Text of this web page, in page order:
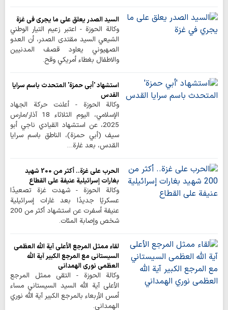
السيد الصدر يعلق على ما يجري في غزة
وكالة الحوزة - اعتبر زعيم التيار الوطني
الشيعي السيد مقتدى الصدر، أن العدو
الصهيوني يعاود قصف المدنيين
والاطفال بغطاء أمريكي وقح.
استشهاد 'أبي حمزة' المتحدث باسم سرايا
القدس
وكالة الحوزة - أعلنت حركة الجهاد
الإسلامي، اليوم الثلاثاء 18 آذار/مارس
2025، عن استشهاد القيادي ناجي أبو
سيف (أبي حمزة)، الناطق باسم سرايا
القدس، بعد غارة…
الحرب على غزة.. أكثر من 200 شهيد
بغارات إسرائيلية عنيفة على القطاع
وكالة الحوزة - شهدت غزة تصعيدًا
عسكريًا جديدًا بعد غارات إسرائيلية
عنيفة أسفرت عن استشهاد أكثر من 200
شخص وإصابة المئات.
لقاء ممثل المرجع الأعلى آية الله العظمى
السيستاني مع المرجع الكبير آية الله
العظمى نوري الهمداني
وكالة الحوزة - التقى ممثل المرجع
الأعلى آية الله السيد السيستاني مساء
أمس الأربعاء بالمرجع الكبير آية الله نوري
الهمداني.